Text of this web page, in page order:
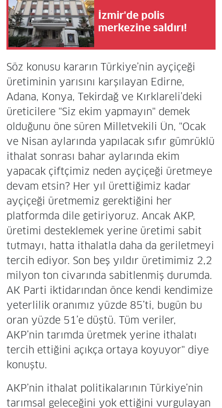
İzmir'de polis
merkezine saldırı!
Söz konusu kararın Türkiye’nin ayçiçeği
üretiminin yarısını karşılayan Edirne,
Adana, Konya, Tekirdağ ve Kırklareli’deki
üreticilere "Siz ekim yapmayın" demek
olduğunu öne süren Milletvekili Ün, "Ocak
ve Nisan aylarında yapılacak sıfır gümrüklü
ithalat sonrası bahar aylarında ekim
yapacak çiftçimiz neden ayçiçeği üretmeye
devam etsin? Her yıl ürettiğimiz kadar
ayçiçeği üretmemiz gerektiğini her
platformda dile getiriyoruz. Ancak AKP,
üretimi desteklemek yerine üretimi sabit
tutmayı, hatta ithalatla daha da geriletmeyi
tercih ediyor. Son beş yıldır üretimimiz 2,2
milyon ton civarında sabitlenmiş durumda.
AK Parti iktidarından önce kendi kendimize
yeterlilik oranımız yüzde 85’ti, bugün bu
oran yüzde 51’e düştü. Tüm veriler,
AKP’nin tarımda üretmek yerine ithalatı
tercih ettiğini açıkça ortaya koyuyor" diye
konuştu.
AKP’nin ithalat politikalarının Türkiye’nin
tarımsal geleceğini yok ettiğini vurgulayan